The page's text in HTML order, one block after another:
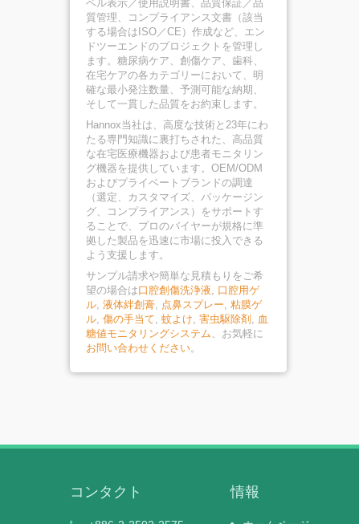
ベル表示／使用説明書、品質保証／品
質管理、コンプライアンス文書（該当
する場合はISO／CE）作成など、エン
ドツーエンドのプロジェクトを管理し
ます。糖尿病ケア、創傷ケア、歯科、
在宅ケアの各カテゴリーにおいて、明
確な最小発注数量、予測可能な納期、
そして一貫した品質をお約束します。
Hannox当社は、高度な技術と23年にわ
たる専門知識に裏打ちされた、高品質
な在宅医療機器および患者モニタリン
グ機器を提供しています。OEM/ODM
およびプライベートブランドの調達
（選定、カスタマイズ、パッケージン
グ、コンプライアンス）をサポートす
ることで、プロのバイヤーが規格に準
拠した製品を迅速に市場に投入できる
よう支援します。
サンプル請求や簡単な見積もりをご希
望の場合は口腔創傷洗浄液, 口腔用ゲ
ル, 液体絆創膏, 点鼻スプレー, 粘膜ゲ
ル, 傷の手当て, 蚊よけ, 害虫駆除剤 , 血
糖値モニタリングシステム 、お気軽に
お問い合わせください。
コンタクト 情報